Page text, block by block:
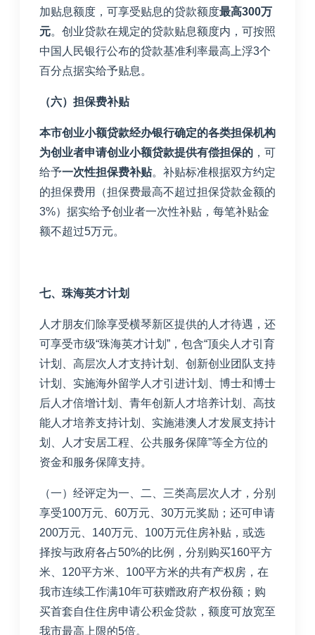
加贴息额度，可享受贴息的贷款额度最高300万
元。创业贷款在规定的贷款贴息额度内，可按照
中国人民银行公布的贷款基准利率最高上浮3个
百分点据实给予贴息。
（六）担保费补贴
本市创业小额贷款经办银行确定的各类担保机构
为创业者申请创业小额贷款提供有偿担保的 ，可
给予一次性担保费补贴。补贴标准根据双方约定
的担保费用（担保费最高不超过担保贷款金额的
3%）据实给予创业者一次性补贴，每笔补贴金
额不超过5万元。
七、珠海英才计划
人才朋友们除享受横琴新区提供的人才待遇，还
可享受市级“珠海英才计划”，包含“顶尖人才引育
计划、高层次人才支持计划、创新创业团队支持
计划、实施海外留学人才引进计划、博士和博士
后人才倍增计划、青年创新人才培养计划、高技
能人才培养支持计划、实施港澳人才发展支持计
划、人才安居工程、公共服务保障”等全方位的
资金和服务保障支持。
（一）经评定为一、二、三类高层次人才，分别
享受100万元、 60万元、 30万元奖励；还可申请
200万元、 140万元、 100万元住房补贴，或选
择按与政府各占50%的比例，分别购买160平方
米、 120平方米、 100平方米的共有产权房，在
我市连续工作满10年可获赠政府产权份额；购
买首套自住住房申请公积金贷款，额度可放宽至
我市最高上限的5倍。